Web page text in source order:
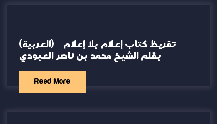
(العربية) تقريظ كتاب إعلام بلا إعلام –
بقلم الشيخ محمد بن ناصر العبودي
Read More